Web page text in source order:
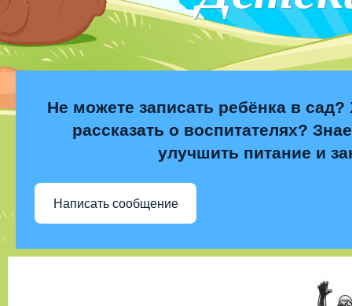
Не можете записать ребёнка в сад?
рассказать о воспитателях?
улучшить питание и
Написать сообщение